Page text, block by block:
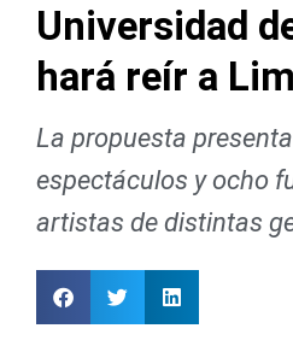
Universidad
hará reír a
La propuesta
espectáculos y ocho
artistas de distintas